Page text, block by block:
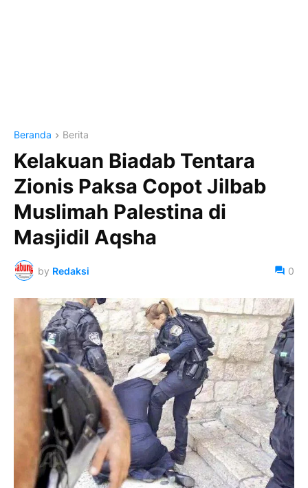
Beranda Berita
Kelakuan Biadab Tentara
Zionis Paksa Copot Jilbab
Muslimah Palestina di
Masjidil Aqsha
by Redaksi 0